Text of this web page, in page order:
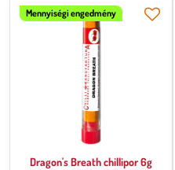
Mennyiségi engedmény
Dragon's Breath chillipor 6g